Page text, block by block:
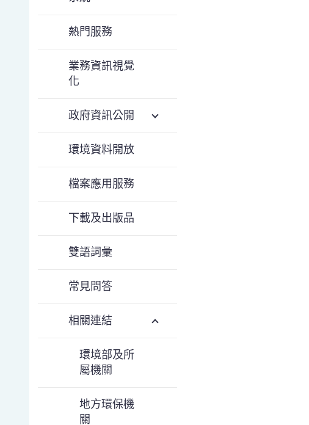
熱門服務
業務資訊視覺
化
政府資訊公開
環境資料開放
檔案應用服務
下載及出版品
雙語詞彙
常見問答
相關連結
環境部及所
屬機關
地方環保機
關